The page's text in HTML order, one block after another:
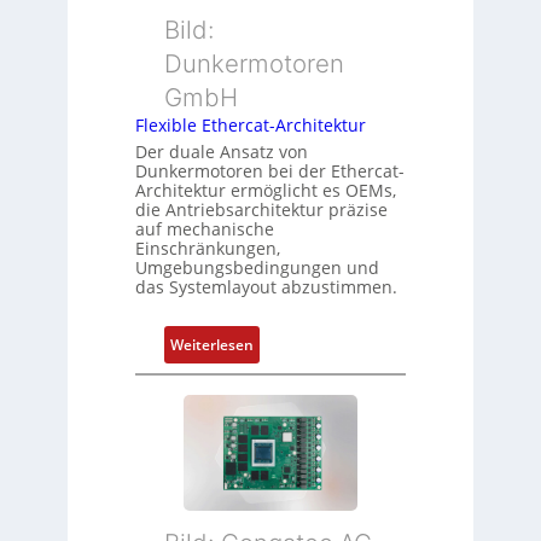
e
w
a
c
h
u
n
g
s
s
u
n
g
u
n
Z
u
s
t
a
n
d
e
t
y
p
s
o
r
g
t
f
ü
r
m
e
h
r
Bild:
Dunkermotoren
GmbH
Flexible Ethercat-Architektur
Der duale Ansatz von
Dunkermotoren bei der Ethercat-
Architektur ermöglicht es OEMs,
die Antriebsarchitektur präzise
auf mechanische
Einschränkungen,
Umgebungsbedingungen und
das Systemlayout abzustimmen.
Weiterlesen:
F
l
e
x
i
b